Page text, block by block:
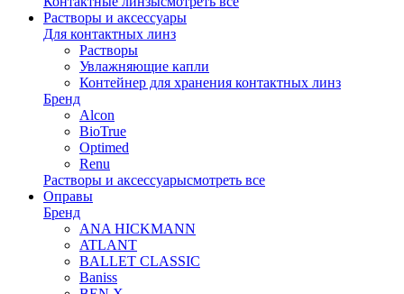
Растворы и аксессуары
Для контактных линз
Растворы
Увлажняющие капли
Контейнер для хранения контактных линз
Бренд
Alcon
BioTrue
Optimed
Renu
Растворы и аксессуарысмотреть все
Оправы
Бренд
ANA HICKMANN
ATLANT
BALLET CLASSIC
Baniss